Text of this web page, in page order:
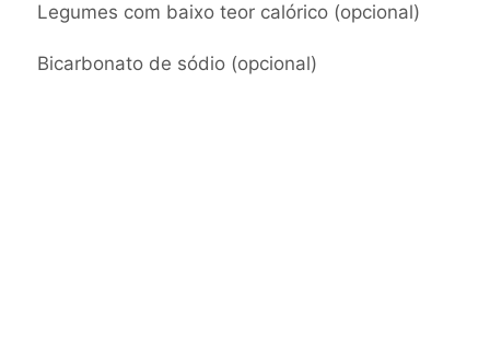
Legumes com baixo teor calórico (opcional)
Bicarbonato de sódio (opcional)